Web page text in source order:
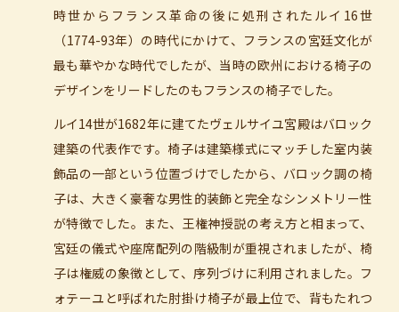
時世からフランス革命の後に処刑されたルイ16世
（1774-93年）の時代にかけて、フランスの宮廷文化が
最も華やかな時代でしたが、当時の欧州における椅子の
デザインをリードしたのもフランスの椅子でした。
ルイ14世が1682年に建てたヴェルサイユ宮殿はバロック
建築の代表作です。椅子は建築様式にマッチした室内装
飾品の一部という位置づけでしたから、バロック調の椅
子は、大きく豪奢な男性的装飾と完全なシンメトリー性
が特徴でした。また、王権神授説の考え方と相まって、
宮廷の儀式や座席配列の階級制が重視されましたが、椅
子は権威の象徴として、序列づけに利用されました。フ
ォテーユと呼ばれた肘掛け椅子が最上位で、背もたれつ